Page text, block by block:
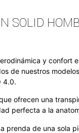
SOLID
y confort
de nuestros
4.0.
ofrecen una
perfecta a la
prenda de una sola